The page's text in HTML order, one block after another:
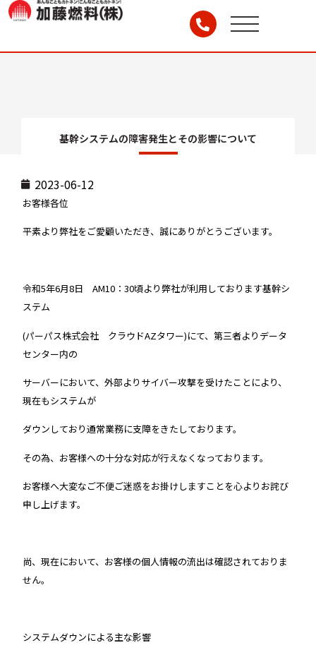
基幹システムの障害発生とその影響について
2023-06-12
お客様各位
平素より弊社をご愛顧いただき、誠にありがとうございます。
令和5年6月8日 AM10：30頃より弊社が利用しております基幹シ
ステム
(パーパス株式会社 クラウドAZタワー)にて、第三者よりデータ
センター内の
サーバーにおいて、外部よりサイバー攻撃を受けたことにより、
現在もシステムが
ダウンしており通常業務に支障をきたしております。
その為、お客様への十分な対応が行えなくなっております。
お客様へ大変なご不便ご迷惑をお掛けしますことを心よりお詫び
申し上げます。
尚、現在において、お客様の個人情報の流出は確認されておりま
せん。
システムダウンによる主な影響